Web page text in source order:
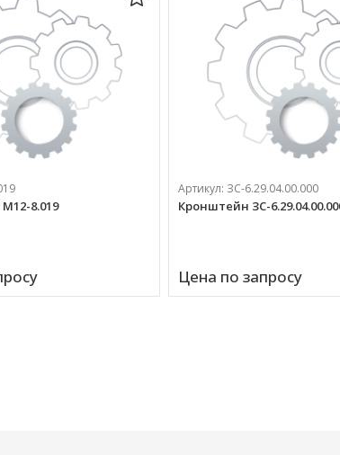
М12-8.019
Артикул: ЗС-6.29.04.00.000
Кронштейн ЗС-
Цена по запросу